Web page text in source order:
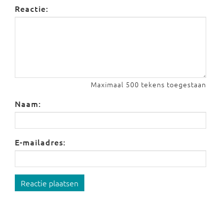
Reactie:
Maximaal 500 tekens toegestaan
Naam:
E-mailadres:
Reactie plaatsen